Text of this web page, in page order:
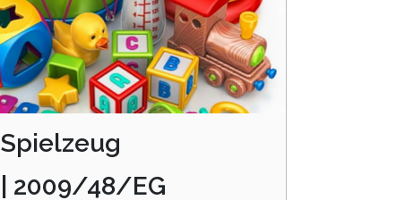
Spielzeug
| 2009/48/EG